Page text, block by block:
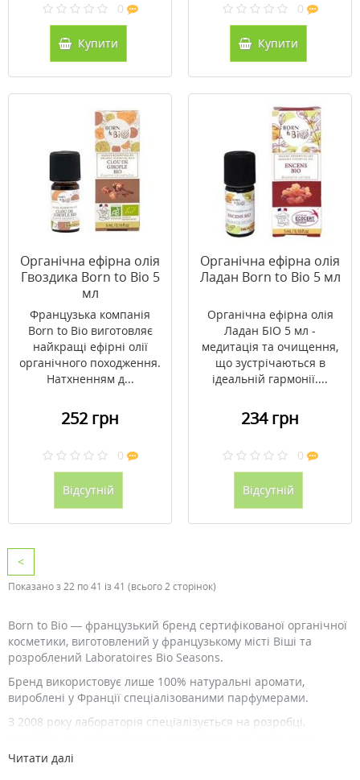
0
Купити
0
Купити
Органічна ефірна олія
Гвоздика Born to Bio 5
мл
Французька компанія
Born to Bio виготовляє
найкращі ефірні олії
органічного походження.
Натхненням д...
252 грн
0
Відсутній
Органічна ефірна олія
Ладан Born to Bio 5 мл
Органічна ефірна олія
Ладан БІО 5 мл -
медитація та очищення,
що зустрічаються в
ідеальній гармонії....
234 грн
0
Відсутній
<
Показано з 22 по 41 із 41 (всього 2 сторінок)
Born to Bio — французький бренд сертифікованої органічної
косметики, виготовлений у французькому місті Віші та
розроблений Laboratoires Bio Seasons.
Бренд використовує лише 100% натуральні аромати,
вироблені у Франції спеціалізованими парфумерами.
З 2008 року лабораторія спеціалізується на розробці,
косметичних продуктів, доступних всім.
Читати далі